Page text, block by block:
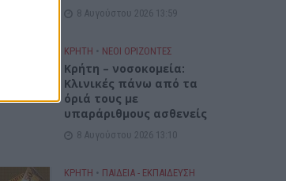
8 Αυγούστου 2026 13:59
ΚΡΗΤΗ • ΝΕΟΙ ΟΡΙΖΟΝΤΕΣ
Κρήτη – νοσοκομεία:
Κλινικές πάνω από τα
όριά τους με
υπαράριθμους ασθενείς
8 Αυγούστου 2026 13:10
ΚΡΗΤΗ • ΠΑΙΔΕΙΑ - ΕΚΠΑΙΔΕΥΣΗ